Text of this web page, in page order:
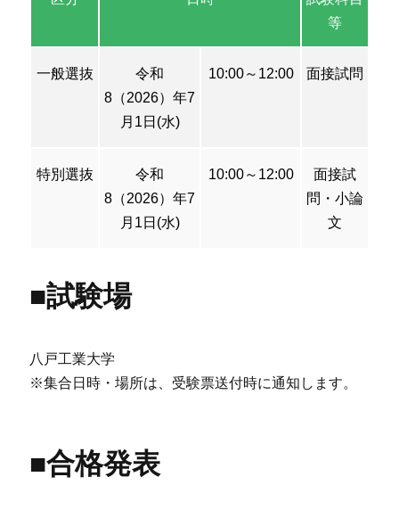
等
一般選抜
令和
8（2026）年7
月1日(水)
10:00～12:00 面接試問
特別選抜
令和
8（2026）年7
月1日(水)
10:00～12:00
面接試
問・小論
文
■試験場
八戸工業大学
※集合日時・場所は、受験票送付時に通知します。
■合格発表